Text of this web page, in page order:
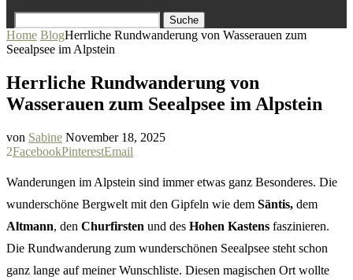
Suche
Home BlogHerrliche Rundwanderung von Wasserauen zum
Seealpsee im Alpstein
Herrliche Rundwanderung von
Wasserauen zum Seealpsee im Alpstein
von Sabine November 18, 2025
2FacebookPinterestEmail
Wanderungen im Alpstein sind immer etwas ganz Besonderes. Die
wunderschöne Bergwelt mit den Gipfeln wie dem Säntis, dem
Altmann, den Churfirsten und des Hohen Kastens faszinieren.
Die Rundwanderung zum wunderschönen Seealpsee steht schon
ganz lange auf meiner Wunschliste. Diesen magischen Ort wollte